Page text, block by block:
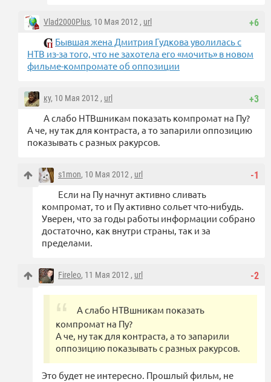
+6
Vlad2000Plus, 10 Мая 2012 , url
Бывшая жена Дмитрия Гудкова уволилась с
НТВ из-за того, что не захотела его «мочить» в новом
фильме-компромате об оппозиции
+3
ку, 10 Мая 2012 , url
А слабо НТВшникам показать компромат на Пу?
А че, ну так для контраста, а то запарили оппозицию
показывать с разных ракурсов.
-1
s1mon, 10 Мая 2012 , url
Если на Пу начнут активно сливать
компромат, то и Пу активно сольет что-нибудь.
Уверен, что за годы работы информации собрано
достаточно, как внутри страны, так и за
пределами.
-2
Fireleo, 11 Мая 2012 , url
А слабо НТВшникам показать
компромат на Пу?
А че, ну так для контраста, а то запарили
оппозицию показывать с разных ракурсов.
Это будет не интересно. Прошлый фильм, не